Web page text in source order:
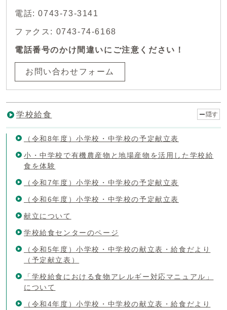
電話: 0743-73-3141
ファクス: 0743-74-6168
電話番号のかけ間違いにご注意ください！
お問い合わせフォーム
学校給食 隠す
（令和8年度）小学校・中学校の予定献立表
小・中学校で有機農産物と地場産物を活用した学校給
食を体験
（令和7年度）小学校・中学校の予定献立表
（令和6年度）小学校・中学校の予定献立表
献立について
学校給食センターのページ
（令和5年度）小学校・中学校の献立表・給食だより
（予定献立表）
「学校給食における食物アレルギー対応マニュアル」
について
（令和4年度）小学校・中学校の献立表・給食だより